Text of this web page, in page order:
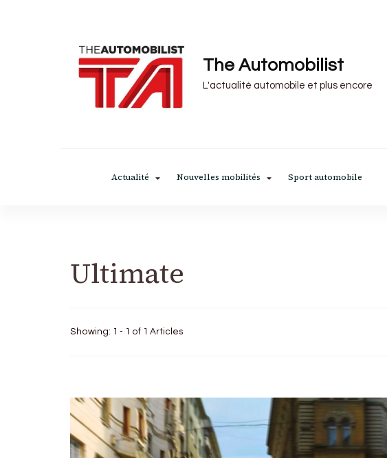
The Automobilist
L'actualité automobile et plus encore
Actualité Nouvelles mobilités Sport automobile
Ultimate
Showing: 1 - 1 of 1 Articles